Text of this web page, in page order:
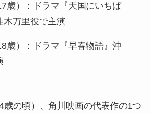
歳）：ドラマ『天国にいちば
木万里役で主演
歳）：ドラマ『早春物語』沖
歳の頃）、角川映画の代表作の1つ